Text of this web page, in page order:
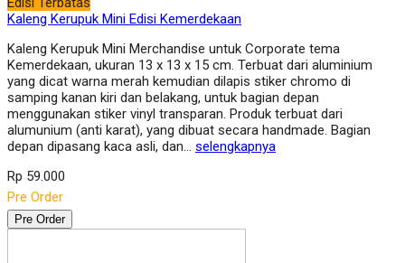
Kaleng Kerupuk Mini Edisi Kemerdekaan
Kaleng Kerupuk Mini Merchandise untuk Corporate tema
Kemerdekaan, ukuran 13 x 13 x 15 cm. Terbuat dari aluminium
yang dicat warna merah kemudian dilapis stiker chromo di
samping kanan kiri dan belakang, untuk bagian depan
menggunakan stiker vinyl transparan. Produk terbuat dari
alumunium (anti karat), yang dibuat secara handmade. Bagian
depan dipasang kaca asli, dan… selengkapnya
Rp 59.000
Pre Order
Pre Order